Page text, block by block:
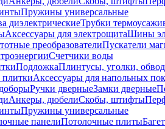
Пружины универсальные
диэлектрическиеТрубки
Аксессуары для электрощитаШины
преобразователиПускатели
Счетчики воды
ПодложкаПлинтусы, уголки,
Аксессуары для напольных
Ручки дверныеЗамки дверные
Анкеры, дюбелиСкобы, штифты
Пружины универсальные
панелиПотолочные плиты